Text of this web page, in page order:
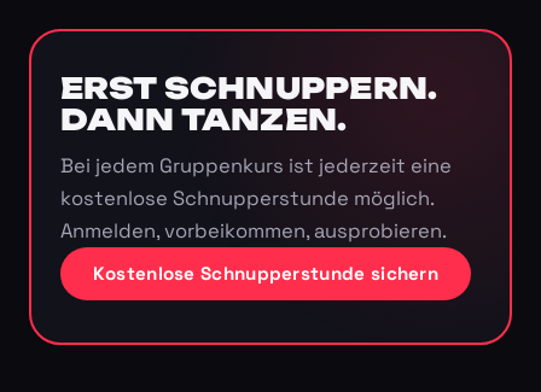
ERST SCHNUPPERN.
DANN TANZEN.
Bei jedem Gruppenkurs ist jederzeit eine
kostenlose Schnupperstunde möglich.
Anmelden, vorbeikommen, ausprobieren.
Kostenlose Schnupperstunde sichern